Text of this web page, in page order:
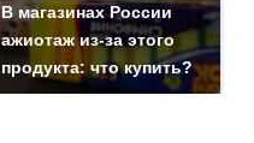
В магазинах России
ажиотаж из-за этого
продукта: что купить?